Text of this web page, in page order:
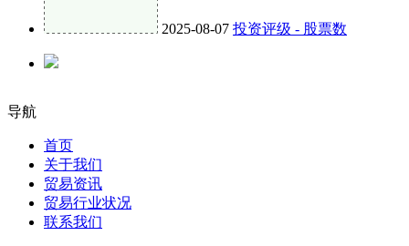
2025-08-07 投资评级 - 股票数
导航
首页
关于我们
贸易资讯
贸易行业状况
联系我们